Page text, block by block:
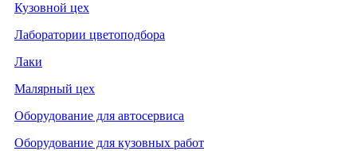
Кузовной цех
Лаборатории цветоподбора
Лаки
Малярный цех
Оборудование для автосервиса
Оборудование для кузовных работ